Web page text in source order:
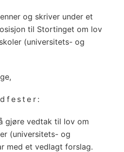
og skriver under et
til Stortinget om lov
(universitets- og
gjøre vedtak til lov om
(universitets- og
med et vedlagt forslag.